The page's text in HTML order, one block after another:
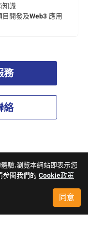
知識
目開發及Web3 應用
務
絡
驗.瀏覽本網站即表示您
閱我們的 Cookie政策
同意